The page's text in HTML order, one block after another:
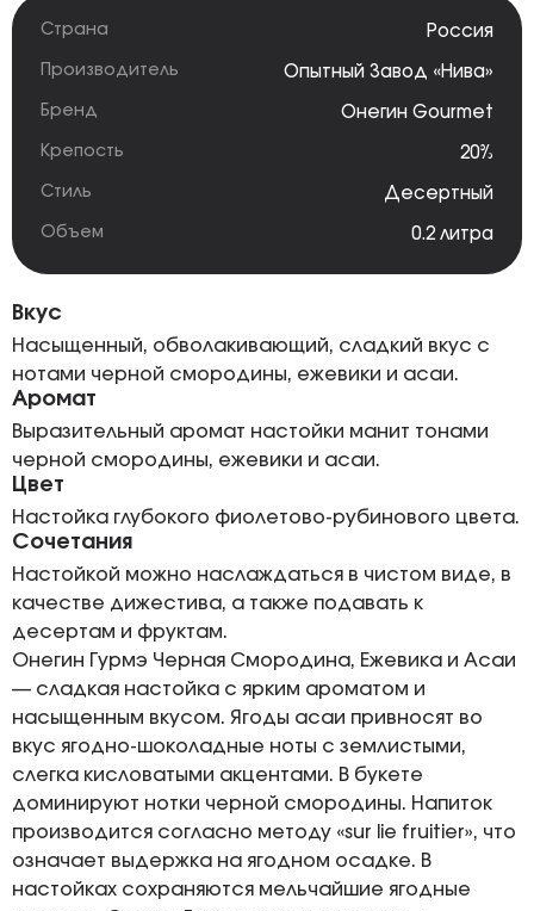
Страна Россия
Производитель Опытный Завод «Нива»
Бренд Онегин Gourmet
Крепость 20%
Стиль Десертный
Объем 0.2 литра
Вкус
Насыщенный, обволакивающий, сладкий вкус с
нотами черной смородины, ежевики и асаи.
Аромат
Выразительный аромат настойки манит тонами
черной смородины, ежевики и асаи.
Цвет
Настойка глубокого фиолетово-рубинового цвета.
Сочетания
Настойкой можно наслаждаться в чистом виде, в
качестве дижестива, а также подавать к
десертам и фруктам.
Онегин Гурмэ Черная Смородина, Ежевика и Асаи
— сладкая настойка с ярким ароматом и
насыщенным вкусом. Ягоды асаи привносят во
вкус ягодно-шоколадные ноты с землистыми,
слегка кисловатыми акцентами. В букете
доминируют нотки черной смородины. Напиток
производится согласно методу «sur lie fruitier», что
означает выдержка на ягодном осадке. В
настойках сохраняются мельчайшие ягодные